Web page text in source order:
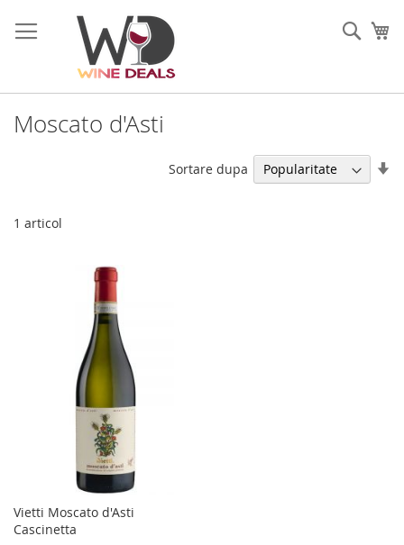
la
Continut
Moscato d'Asti
1 articol
Sortare dupa
Vietti Moscato d'Asti
Cascinetta